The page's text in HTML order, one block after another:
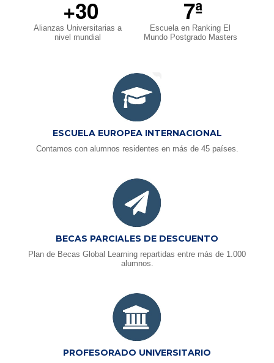
+30
Alianzas Universitarias a
nivel mundial
7ª
Escuela en Ranking El
Mundo Postgrado Masters
ESCUELA EUROPEA INTERNACIONAL
Contamos con alumnos residentes en más de 45 países.
BECAS PARCIALES DE DESCUENTO
Plan de Becas Global Learning repartidas entre más de 1.000
alumnos.
PROFESORADO UNIVERSITARIO